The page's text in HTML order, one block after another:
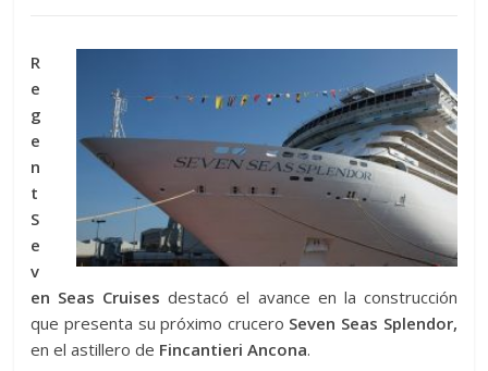
R
e
g
e
n
t
S
e
v
en Seas Cruises destacó el avance en la construcción
que presenta su próximo crucero Seven Seas Splendor,
en el astillero de Fincantieri Ancona.